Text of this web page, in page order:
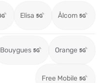
Elisa Ålcom
Bouygues Orange
Free Mobile